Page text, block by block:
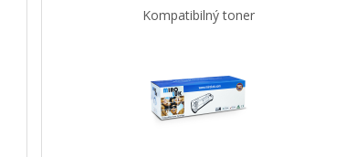
Kompatibilný toner